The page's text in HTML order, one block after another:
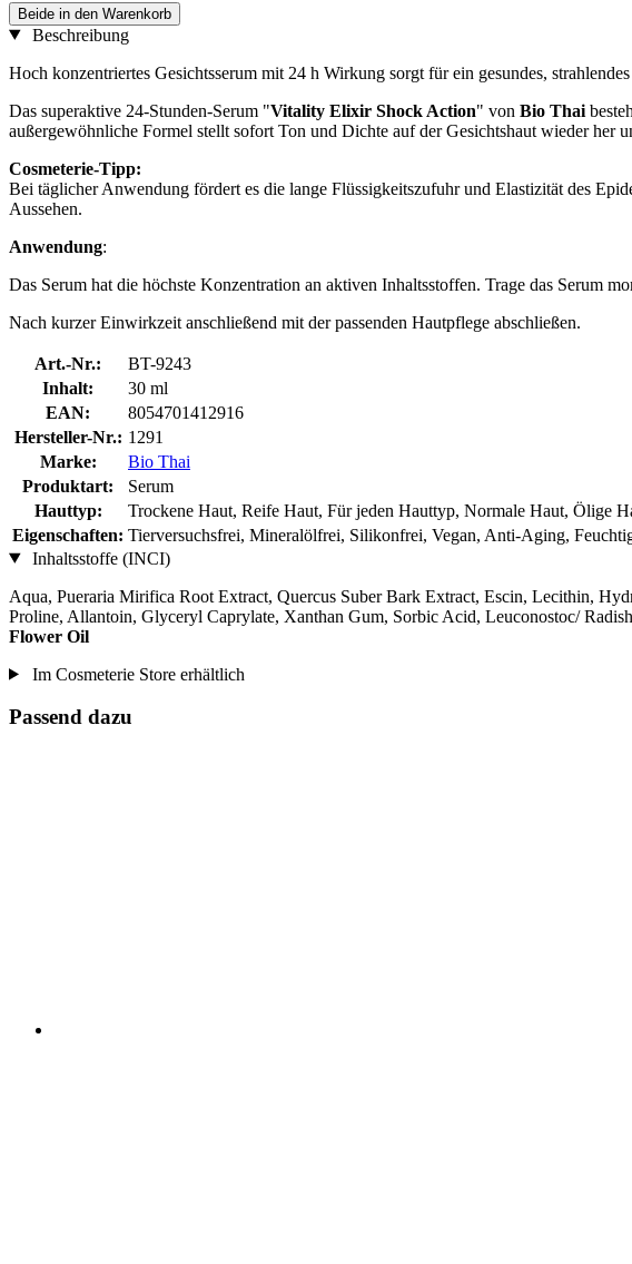
Beide in den Warenkorb
Beschreibung
Hoch konzentriertes Gesichtsserum mit 24 h Wirkung sorgt für ein gesundes, strahlendes
Das superaktive 24-Stunden-Serum "Vitality Elixir Shock Action" von Bio Thai
außergewöhnliche Formel stellt sofort Ton und Dichte auf der Gesichtshaut wieder her
Cosmeterie-Tipp:
Bei täglicher Anwendung fördert es die lange Flüssigkeitszufuhr und Elastizität des
Aussehen.
Anwendung:
Das Serum hat die höchste Konzentration an aktiven Inhaltsstoffen. Trage das Serum
Nach kurzer Einwirkzeit anschließend mit der passenden Hautpflege abschließen.
Art.-Nr.:
BT-9243
Inhalt:
30 ml
EAN:
8054701412916
Hersteller-Nr.: 1291
Marke:
Bio Thai
Produktart:
Serum
Hauttyp:
Trockene Haut, Reife Haut, Für jeden Hauttyp, Normale Haut, Ölige
Eigenschaften: Tierversuchsfrei, Mineralölfrei, Silikonfrei, Vegan, Anti-Aging,
Inhaltsstoffe (INCI)
Aqua, Pueraria Mirifica Root Extract, Quercus Suber Bark Extract, Escin, Lecithin,
Proline, Allantoin, Glyceryl Caprylate, Xanthan Gum, Sorbic Acid, Leuconostoc/
Flower Oil
Im Cosmeterie Store erhältlich
Passend dazu